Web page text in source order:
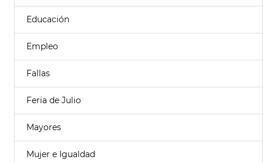
Educación
Empleo
Fallas
Feria de Julio
Mayores
Mujer e Igualdad